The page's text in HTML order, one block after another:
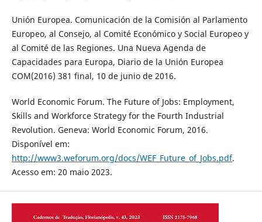
Unión Europea. Comunicación de la Comisión al Parlamento
Europeo, al Consejo, al Comité Económico y Social Europeo y
al Comité de las Regiones. Una Nueva Agenda de
Capacidades para Europa, Diario de la Unión Europea
COM(2016) 381 final, 10 de junio de 2016.
World Economic Forum. The Future of Jobs: Employment,
Skills and Workforce Strategy for the Fourth Industrial
Revolution. Geneva: World Economic Forum, 2016.
Disponível em:
http://www3.weforum.org/docs/WEF_Future_of_Jobs.pdf.
Acesso em: 20 maio 2023.